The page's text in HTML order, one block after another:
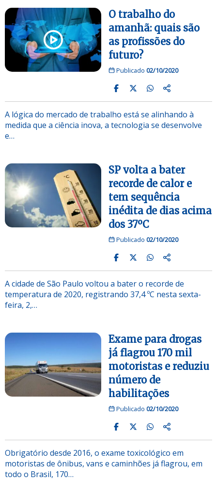
O trabalho do
amanhã: quais são
as profissões do
futuro?
Publicado 02/10/2020
A lógica do mercado de trabalho está se alinhando à
medida que a ciência inova, a tecnologia se desenvolve
e…
SP volta a bater
recorde de calor e
tem sequência
inédita de dias acima
dos 37ºC
Publicado 02/10/2020
A cidade de São Paulo voltou a bater o recorde de
temperatura de 2020, registrando 37,4 ºC nesta sexta-
feira, 2,…
Exame para drogas
já flagrou 170 mil
motoristas e reduziu
número de
habilitações
Publicado 02/10/2020
Obrigatório desde 2016, o exame toxicológico em
motoristas de ônibus, vans e caminhões já flagrou, em
todo o Brasil, 170…